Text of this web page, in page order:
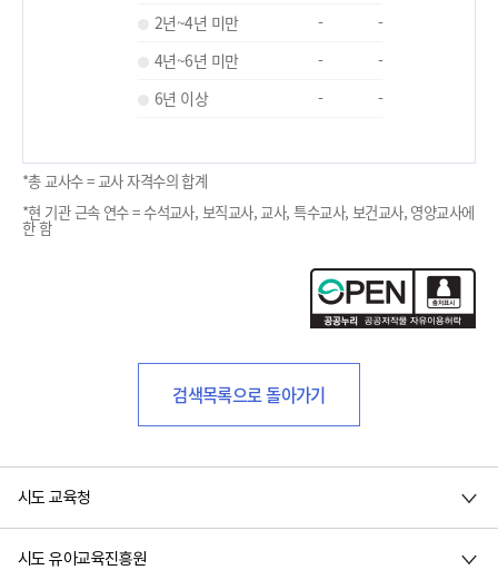
2년~4년 미만
-
-
4년~6년 미만
-
-
6년 이상
- -
*총 교사수 = 교사 자격수의 합계
*현 기관 근속 연수 = 수석교사, 보직교사, 교사, 특수교사, 보건교사, 영양교사에
한 함
검색목록으로 돌아가기
시도 교육청
시도 유아교육진흥원